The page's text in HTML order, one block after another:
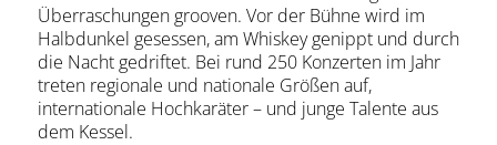
Überraschungen grooven. Vor der Bühne wird im
Halbdunkel gesessen, am Whiskey genippt und durch
die Nacht gedriftet. Bei rund 250 Konzerten im Jahr
treten regionale und nationale Größen auf,
internationale Hochkaräter – und junge Talente aus
dem Kessel.